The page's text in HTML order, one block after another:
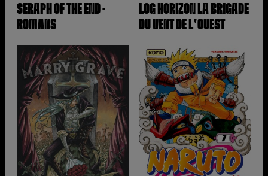
SERAPH OF THE END -
ROMANS
LOG HORIZON LA BRIGADE
DU VENT DE L'OUEST